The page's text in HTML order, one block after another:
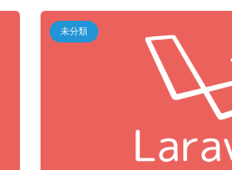
未分類